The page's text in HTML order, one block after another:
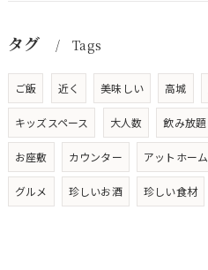
タグ Tags
ご飯 近く 美味しい 高城
キッズスペース 大人数 飲み放題
お座敷 カウンター アットホーム
グルメ 珍しいお酒 珍しい食材